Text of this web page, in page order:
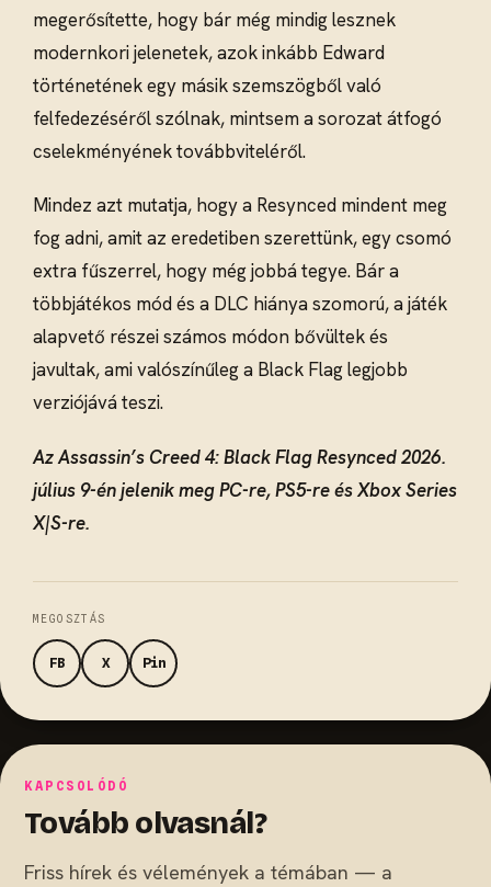
megerősítette, hogy bár még mindig lesznek
modernkori jelenetek, azok inkább Edward
történetének egy másik szemszögből való
felfedezéséről szólnak, mintsem a sorozat átfogó
cselekményének továbbviteléről.
Mindez azt mutatja, hogy a Resynced mindent meg
fog adni, amit az eredetiben szerettünk, egy csomó
extra fűszerrel, hogy még jobbá tegye. Bár a
többjátékos mód és a DLC hiánya szomorú, a játék
alapvető részei számos módon bővültek és
javultak, ami valószínűleg a Black Flag legjobb
verziójává teszi.
Az Assassin’s Creed 4: Black Flag Resynced 2026.
július 9-én jelenik meg PC-re, PS5-re és Xbox Series
X|S-re.
MEGOSZTÁS
FB X Pin
KAPCSOLÓDÓ
Tovább olvasnál?
Friss hírek és vélemények a témában — a